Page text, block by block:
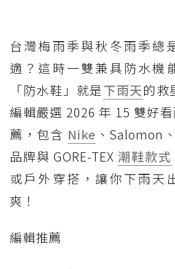
台灣梅雨季與秋冬雨季總
適？這時一雙兼具防水機
「防水鞋」就是下雨天的救
編輯嚴選 2026 年 15 雙好
薦，包含 Nike 、Salomon
品牌與 GORE-TEX 潮鞋款式
或戶外穿搭，讓你下雨天
爽！
編輯推薦